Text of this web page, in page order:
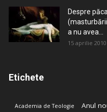
Despre
a nu avea...
15 aprilie 2010
Etichete
Academia de Teologie Anul